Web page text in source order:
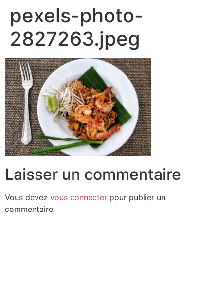
pexels-photo-
2827263.jpeg
Laisser un commentaire
Vous devez vous connecter pour publier un
commentaire.